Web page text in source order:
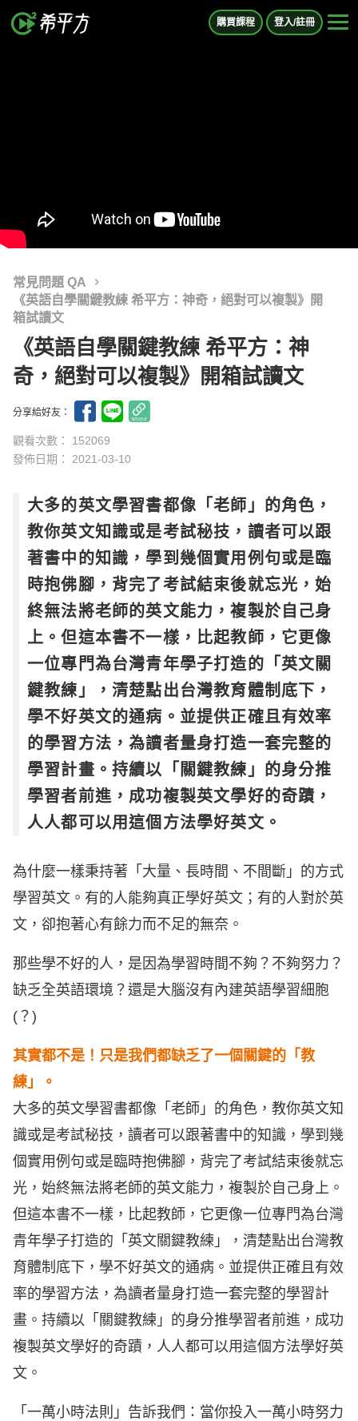
購買課程 登入/註冊
常見問題 QA
《英語自學關鍵教練 希平方：神奇，絕對可以複製》開
箱試讀文
《英語自學關鍵教練 希平方：神
奇，絕對可以複製》開箱試讀文
分享給好友：
觀看次數： 152069
發佈日期： 2021-03-10
大多的英文學習書都像「老師」的角色，
教你英文知識或是考試秘技，讀者可以跟
著書中的知識，學到幾個實用例句或是臨
時抱佛腳，背完了考試結束後就忘光，始
終無法將老師的英文能力，複製於自己身
上。但這本書不一樣，比起教師，它更像
一位專門為台灣青年學子打造的「英文關
鍵教練」，清楚點出台灣教育體制底下，
學不好英文的通病。並提供正確且有效率
的學習方法，為讀者量身打造一套完整的
學習計畫。持續以「關鍵教練」的身分推
學習者前進，成功複製英文學好的奇蹟，
人人都可以用這個方法學好英文。
為什麼一樣秉持著「大量、長時間、不間斷」的方式
學習英文。有的人能夠真正學好英文；有的人對於英
文，卻抱著心有餘力而不足的無奈。
那些學不好的人，是因為學習時間不夠？不夠努力？
缺乏全英語環境？還是大腦沒有內建英語學習細胞
(？)
其實都不是！只是我們都缺乏了一個關鍵的「教
練」。
大多的英文學習書都像「老師」的角色，教你英文知
識或是考試秘技，讀者可以跟著書中的知識，學到幾
個實用例句或是臨時抱佛腳，背完了考試結束後就忘
光，始終無法將老師的英文能力，複製於自己身上。
但這本書不一樣，比起教師，它更像一位專門為台灣
青年學子打造的「英文關鍵教練」，清楚點出台灣教
育體制底下，學不好英文的通病。並提供正確且有效
率的學習方法，為讀者量身打造一套完整的學習計
畫。持續以「關鍵教練」的身分推學習者前進，成功
複製英文學好的奇蹟，人人都可以用這個方法學好英
文。
「一萬小時法則」告訴我們：當你投入一萬小時努力